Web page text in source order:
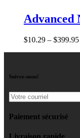
Advanced
$10.29 – $399.95
Suivez-nous!
Paiement sécurisé
Livraison rapide